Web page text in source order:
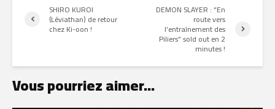
SHIRO KUROI
(Léviathan) de retour
chez Ki-oon !
DEMON SLAYER : “En
route vers
l’entraînement des
Piliers” sold out en 2
minutes !
Vous pourriez aimer...